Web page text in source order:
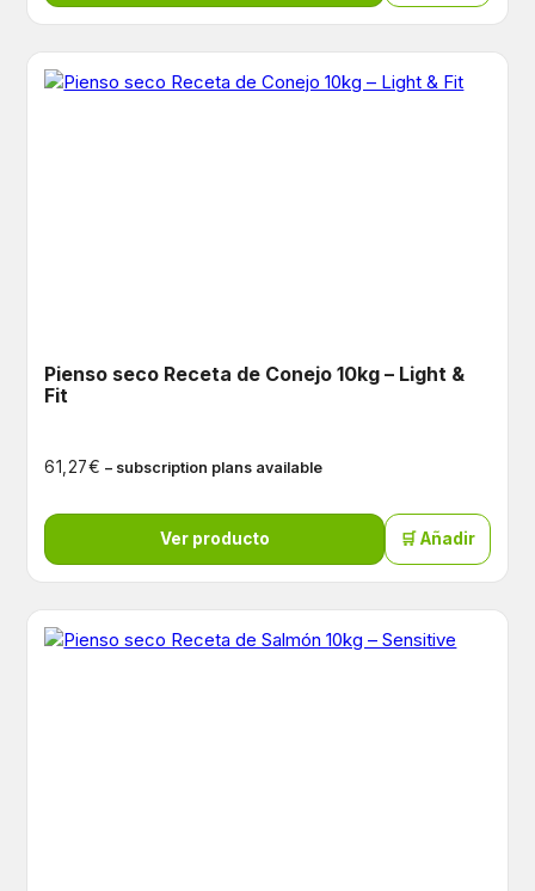
Pienso seco Receta de Conejo 10kg – Light &
Fit
61,27€ – subscription plans available
Ver producto 🛒 Añadir